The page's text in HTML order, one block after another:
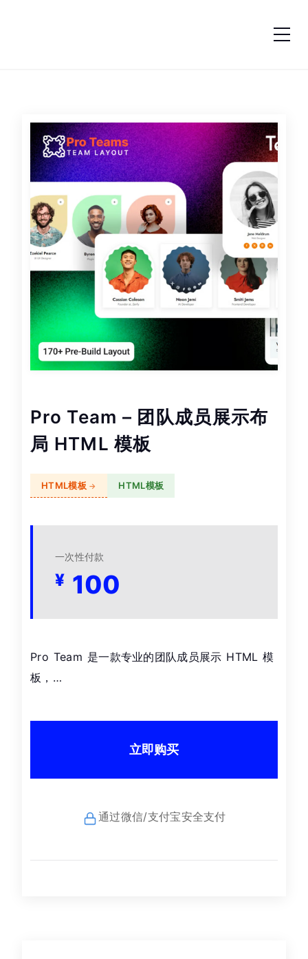
Pro Team – 团队成员展示布
局 HTML 模板
HTML模板 HTML模板
一次性付款
¥ 100
Pro Team 是一款专业的团队成员展示 HTML 模
板，…
立即购买
通过微信/支付宝安全支付